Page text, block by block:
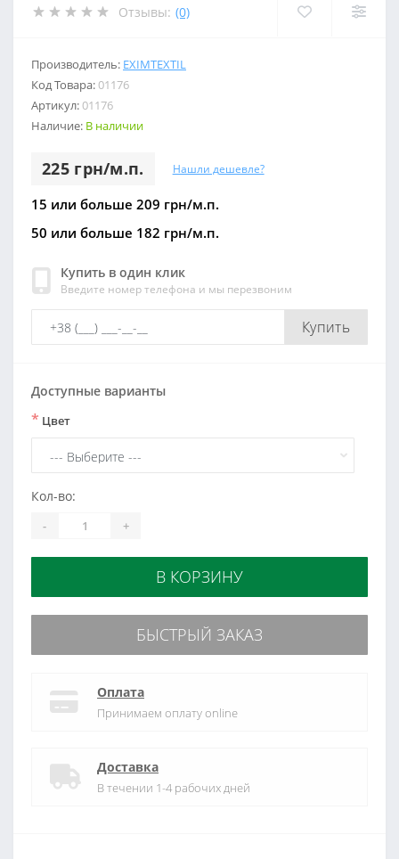
Отзывы: (0)
Производитель: EXIMTEXTIL
Код Товара:01176
Артикул:01176
Наличие: В наличии
225 грн/м.п. Нашли дешевле?
15 или больше 209 грн/м.п.
50 или больше 182 грн/м.п.
Купить в один клик
Введите номер телефона и мы перезвоним
Купить
Доступные варианты
* Цвет
Кол-во:
- +
В КОРЗИНУ
БЫСТРЫЙ ЗАКАЗ
Оплата
Принимаем оплату online
Доставка
В течении 1-4 рабочих дней